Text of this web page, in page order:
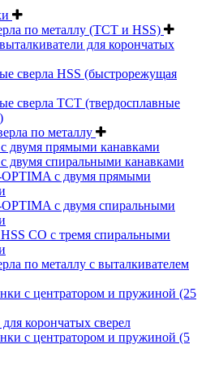
по металлу (TCT и HSS)
для корончатых
сверла HSS (быстрорежущая
сверла TCT (твердосплавные
по металлу
двумя прямыми канавками
двумя спиральными канавками
с двумя прямыми
с двумя спиральными
CО с тремя спиральными
по металлу c выталкивателем
с центратором и пружиной (25
для корончатых сверел
с центратором и пружиной (5